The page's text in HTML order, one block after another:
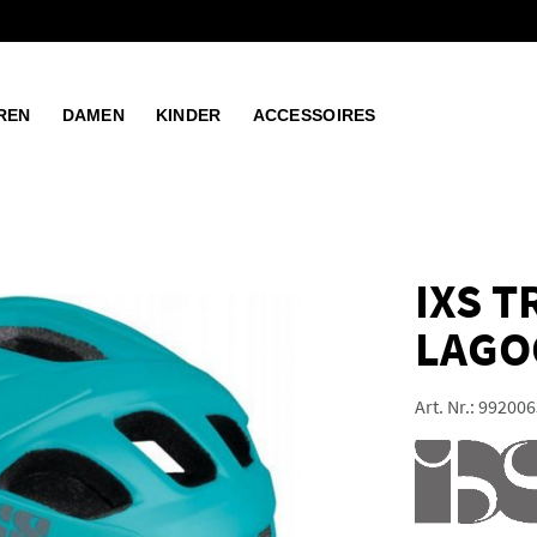
DAMEN KINDER ACCESSOIRES
IXS
Art. Nr.: